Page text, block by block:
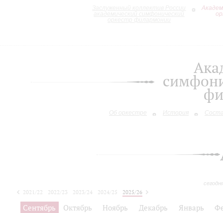
Об оркестре История
2021/22 2022/23 2023/24 2024/25
2025/26
2026/27
Сентябрь Октябрь Ноябрь Декабрь Январь